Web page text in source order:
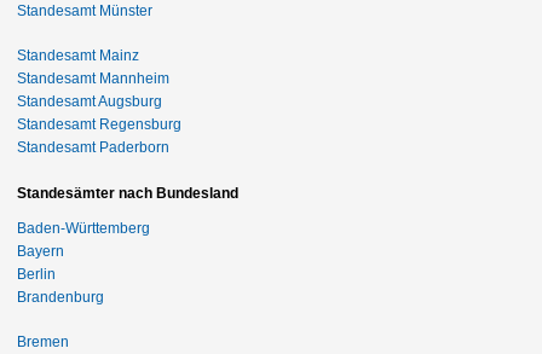
Standesamt Münster
Standesamt Mainz
Standesamt Mannheim
Standesamt Augsburg
Standesamt Regensburg
Standesamt Paderborn
Standesämter nach Bundesland
Baden-Württemberg
Bayern
Berlin
Brandenburg
Bremen